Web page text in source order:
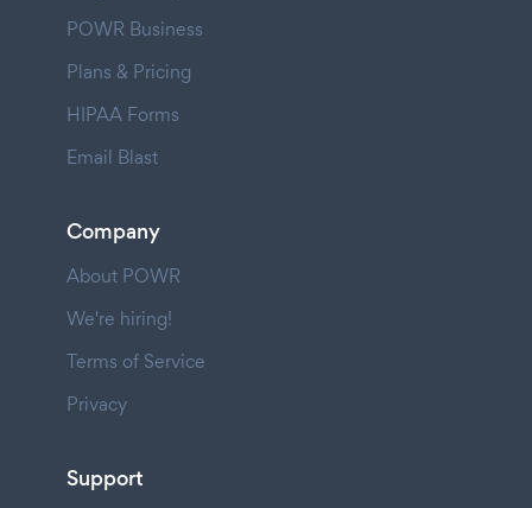
POWR Business
Plans & Pricing
HIPAA Forms
Email Blast
Company
About POWR
We're hiring!
Terms of Service
Privacy
Support